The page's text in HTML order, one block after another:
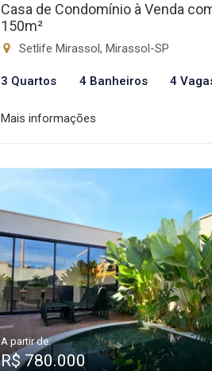
Casa de Condomínio à Venda
150m²
Setlife Mirassol, Mirassol-SP
3 Quartos 4 Banheiros 4
Mais informações
A partir de:
R$ 780.000